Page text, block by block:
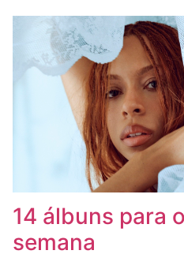
14 álbuns para
semana